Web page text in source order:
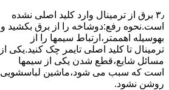
۳٫ ﺑﺮق از ﺗﺮﻣﯿﻨﺎل وارد ﮐﻠﯿﺪ اﺻﻠﯽ ﻧﺸﺪه
است.نحوه رﻓﻊ:دوشاخه را از ﺑﺮق بکشید و
بهوسیله اهممتر،ارﺗﺒﺎط سیمها را از
ﺗﺮﻣﯿﻨﺎل ﺗﺎ ﮐﻠﯿﺪ اﺻﻠﯽ ﺗﺎﯾﻤﺮ چک کنید.یکی از
مسائل شایع،ﻗﻄﻊ شدن ﯾﮑﯽ از سیمها
است که سبب می شود،ﻣﺎﺷﯿﻦ لباسشویی
روﺷﻦ نشود.